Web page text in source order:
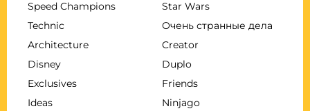
Speed Champions
Star Wars
Technic
Очень странные дела
Architecture
Creator
Disney
Duplo
Exclusives
Friends
Ideas
Ninjago